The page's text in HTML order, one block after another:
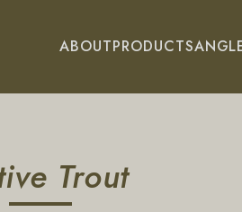
ABOUTPRODUCTS
Trout